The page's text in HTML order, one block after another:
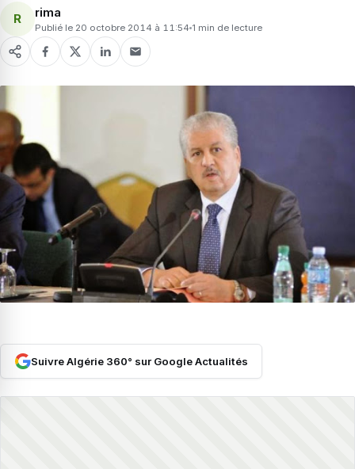
R rima
Publié le 20 octobre 2014 à 11:54 1 min de lecture
Suivre Algérie 360° sur Google Actualités